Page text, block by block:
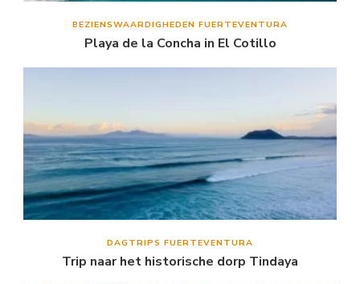
BEZIENSWAARDIGHEDEN FUERTEVENTURA
Playa de la Concha in El Cotillo
DAGTRIPS FUERTEVENTURA
Trip naar het historische dorp Tindaya